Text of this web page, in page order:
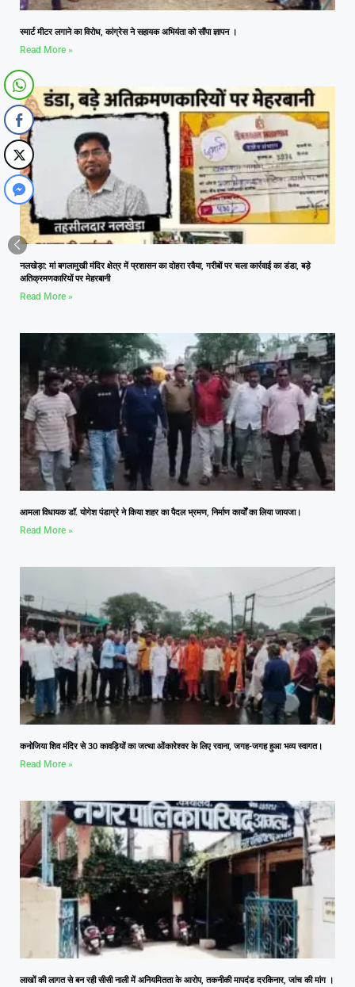
स्मार्ट मीटर लगाने का विरोध, कांग्रेस ने सहायक अभियंता को सौंपा ज्ञापन ।
Read More »
नलखेड़ा: मां बगलामुखी मंदिर क्षेत्र में प्रशासन का दोहरा रवैया, गरीबों पर चला कार्रवाई का डंडा, बड़े
अतिक्रमणकारियों पर मेहरबानी
Read More »
आमला विधायक डॉ. योगेश पंडाग्रे ने किया शहर का पैदल भ्रमण, निर्माण कार्यों का लिया जायजा।
Read More »
कनोजिया शिव मंदिर से 30 कावड़ियों का जत्था ओंकारेश्वर के लिए रवाना, जगह-जगह हुआ भव्य स्वागत।
Read More »
लाखों की लागत से बन रही सीसी नाली में अनियमितता के आरोप, तकनीकी मापदंड दरकिनार, जांच की मांग ।